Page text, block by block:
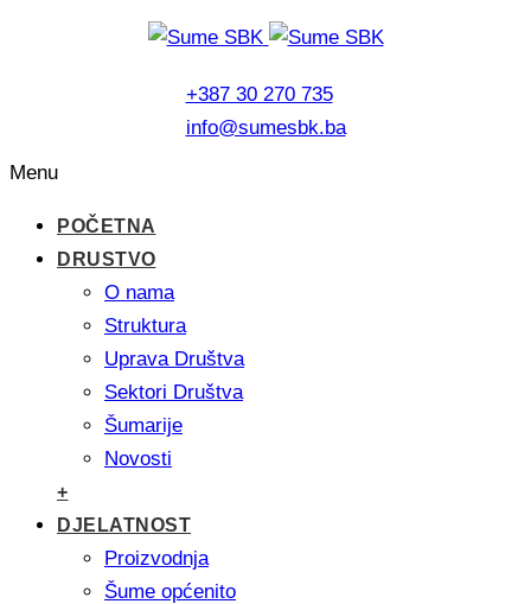
+387 30 270 735
info@sumesbk.ba
Menu
POČETNA
DRUSTVO
O nama
Struktura
Uprava Društva
Sektori Društva
Šumarije
Novosti
+
DJELATNOST
Proizvodnja
Šume općenito